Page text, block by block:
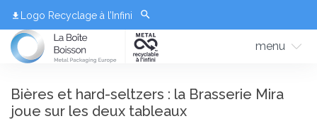
Logo Recyclage à l’Infini
menu
Bières et hard-seltzers : la Brasserie Mira
joue sur les deux tableaux